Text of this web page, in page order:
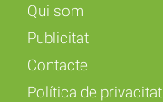
Qui som
Publicitat
Contacte
Política de privacitat